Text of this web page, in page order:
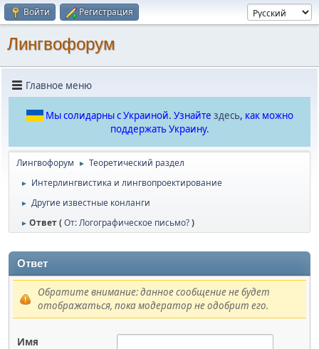
Войти Регистрация
Лингвофорум
Главное меню
Мы солидарны с Украиной. Узнайте здесь, как можно
поддержать Украину.
Лингвофорум ► Теоретический раздел
► Интерлингвистика и лингвопроектирование
► Другие известные конланги
► Ответ (От: Логографическое письмо?)
Ответ
Обратите внимание: данное сообщение не будет
отображаться, пока модератор не одобрит его.
Имя